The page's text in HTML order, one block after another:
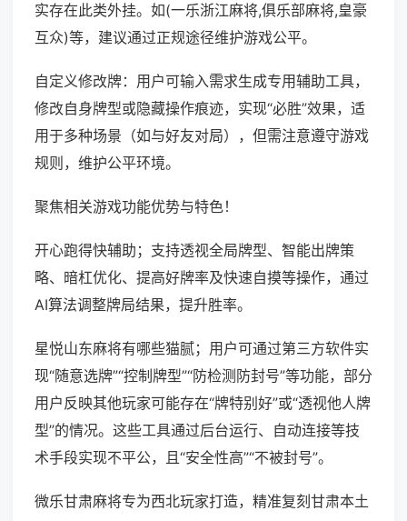
实存在此类外挂。如(一乐浙江麻将,俱乐部麻将,皇豪
互众)等，建议通过正规途径维护游戏公平。
自定义修改牌：用户可输入需求生成专用辅助工具，
修改自身牌型或隐藏操作痕迹，实现“必胜”效果，适
用于多种场景（如与好友对局），但需注意遵守游戏
规则，维护公平环境。
聚焦相关游戏功能优势与特色！
开心跑得快辅助；支持透视全局牌型、智能出牌策
略、暗杠优化、提高好牌率及快速自摸等操作，通过
AI算法调整牌局结果，提升胜率。
星悦山东麻将有哪些猫腻；用户可通过第三方软件实
现“随意选牌”“控制牌型”“防检测防封号”等功能，部分
用户反映其他玩家可能存在“牌特别好”或“透视他人牌
型”的情况。这些工具通过后台运行、自动连接等技
术手段实现不平公，且“安全性高”“不被封号”。
微乐甘肃麻将专为西北玩家打造，精准复刻甘肃本土